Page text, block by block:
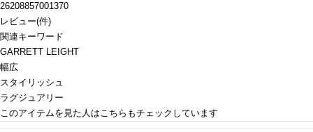
26208857001370
レビュー(件)
関連キーワード
GARRETT LEIGHT
幅広
スタイリッシュ
ラグジュアリー
このアイテムを見た人はこちらもチェックしています